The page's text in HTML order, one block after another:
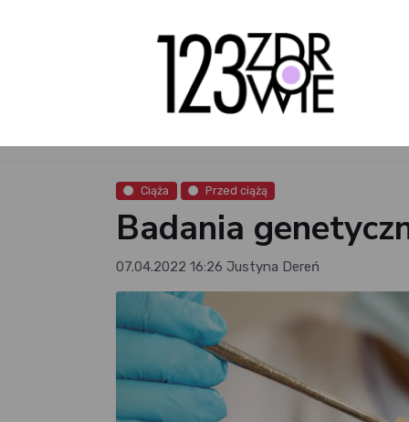
Ciąża Przed ciążą
Badania
07.04.2022 16:26 Justyna Dereń